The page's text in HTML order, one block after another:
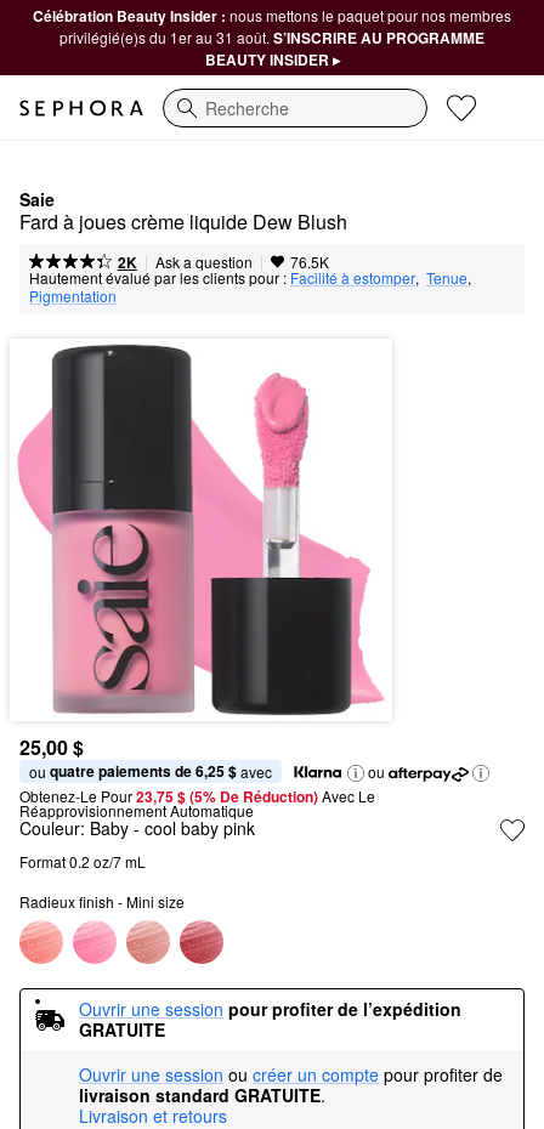
Célébration Beauty Insider : nous mettons le paquet pour nos membres
privilégié(e)s du 1er au 31 août. S’INSCRIRE AU PROGRAMME
BEAUTY INSIDER ▸
Recherche
Saie
Fard à joues crème liquide Dew Blush
2K | Ask a question | 76.5K
Hautement évalué par les clients pour : Facilité à estomper, Tenue,
Pigmentation
25,00 $
ou quatre paiements de 6,25 $ avec
ou
Obtenez-Le Pour23,75 $ (5% De Réduction) Avec Le
Réapprovisionnement Automatique
Couleur: Baby - cool baby pink
Format 0.2 oz/7 mL
Radieux finish - Mini size
Ouvrir une session pour profiter de l’expédition
GRATUITE
Ouvrir une session ou créer un compte pour profiter de
livraison standard GRATUITE.
Livraison et retours